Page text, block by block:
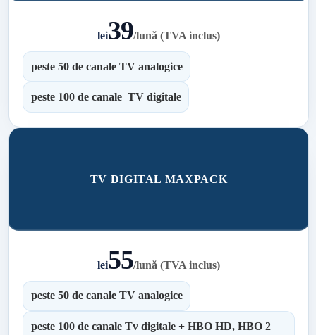
lei39/lună (TVA inclus)
peste 50 de canale TV analogice
peste 100 de canale TV digitale
TV DIGITAL MAXPACK
lei55/lună (TVA inclus)
peste 50 de canale TV analogice
peste 100 de canale Tv digitale + HBO HD, HBO 2